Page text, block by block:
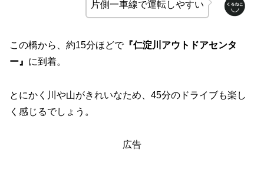
片側一車線で運転しやすい
この橋から、約15分ほどで『仁淀川アウトドアセンタ
ー』 に到着。
とにかく川や山がきれいなため、45分のドライブも楽し
く感じるでしょう。
広告